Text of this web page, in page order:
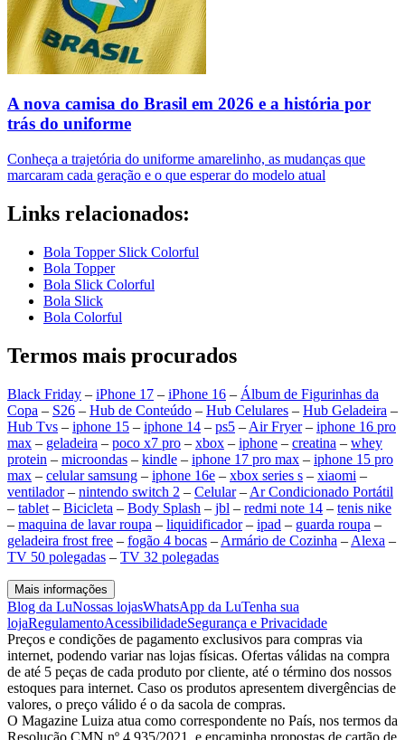
A nova camisa do Brasil em 2026 e a história por
trás do uniforme
Conheça a trajetória do uniforme amarelinho, as mudanças que
marcaram cada geração e o que esperar do modelo atual
Links relacionados:
Bola Topper Slick Colorful
Bola Topper
Bola Slick Colorful
Bola Slick
Bola Colorful
Termos mais procurados
Black Friday – iPhone 17 – iPhone 16 – Álbum de Figurinhas da
Copa – S26 – Hub de Conteúdo – Hub Celulares – Hub Geladeira –
Hub Tvs – iphone 15 – iphone 14 – ps5 – Air Fryer– iphone 16 pro
max – geladeira – poco x7 pro – xbox – iphone – creatina – whey
protein – microondas – kindle – iphone 17 pro max – iphone 15 pro
max – celular samsung – iphone 16e – xbox series s – xiaomi –
ventilador– nintendo switch 2 – Celular– Ar Condicionado Portátil
– tablet – Bicicleta – Body Splash – jbl – redmi note 14 – tenis nike
– maquina de lavar roupa – liquidificador– ipad – guarda roupa –
geladeira frost free – fogão 4 bocas – Armário de Cozinha – Alexa –
TV 50 polegadas – TV 32 polegadas
Mais informações
Blog da LuNossas lojasWhatsApp da LuTenha sua
lojaRegulamentoAcessibilidadeSegurança e Privacidade
Preços e condições de pagamento exclusivos para compras via
internet, podendo variar nas lojas físicas. Ofertas válidas na compra
de até 5 peças de cada produto por cliente, até o término dos nossos
estoques para internet. Caso os produtos apresentem divergências de
valores, o preço válido é o da sacola de compras.
O Magazine Luiza atua como correspondente no País, nos termos da
Resolução CMN nº 4.935/2021, e encaminha propostas de cartão de